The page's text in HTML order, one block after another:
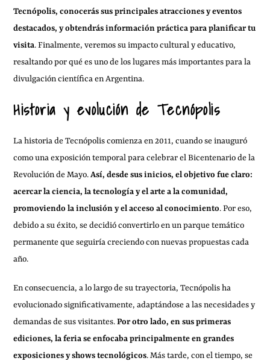
Tecnópolis, conocerás sus principales atracciones y eventos
destacados, y obtendrás información práctica para planificar tu
visita. Finalmente, veremos su impacto cultural y educativo,
resaltando por qué es uno de los lugares más importantes para la
divulgación científica en Argentina.
Historia y evolución de Tecnópolis
La historia de Tecnópolis comienza en 2011, cuando se inauguró
como una exposición temporal para celebrar el Bicentenario de la
Revolución de Mayo.Así, desde sus inicios, el objetivo fue claro:
acercar la ciencia, la tecnología y el arte a la comunidad,
promoviendo la inclusión y el acceso al conocimiento. Por eso,
debido a su éxito, se decidió convertirlo en un parque temático
permanente que seguiría creciendo con nuevas propuestas cada
año.
En consecuencia, a lo largo de su trayectoria, Tecnópolis ha
evolucionado significativamente, adaptándose a las necesidades y
demandas de sus visitantes.Por otro lado, en sus primeras
ediciones, la feria se enfocaba principalmente en grandes
exposiciones y shows tecnológicos. Más tarde, con el tiempo, se